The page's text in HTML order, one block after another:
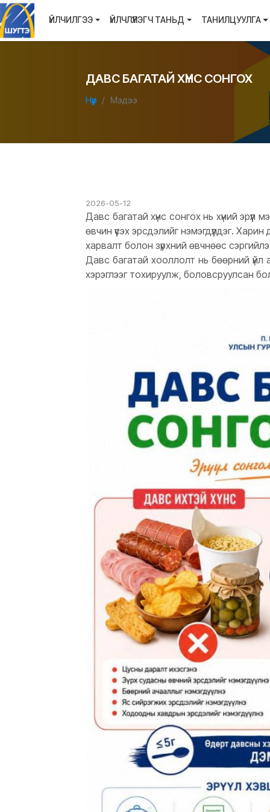
ҮЙЛЧИЛГЭЭ ҮЙЛЧЛҮҮЛЭГЧ ТАНЬД ТАНИЛЦУУЛГА
ДАВС БАГАТАЙ ХҮНС СОНГОХ
Нүүр Мэдээ
2026-05-12
Давс багатай хүнс сонгох нь хүний
өвчин үүсэх эрсдэлийг нэмэгдүүлдэг.
харвалт болон зүрхний өвчнөөс
Давс багатай хооллолт нь бөөрний
хэрэглээг тохируулж, боловсруулсан